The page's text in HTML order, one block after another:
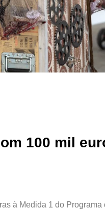
100 mil
à Medida 1 do